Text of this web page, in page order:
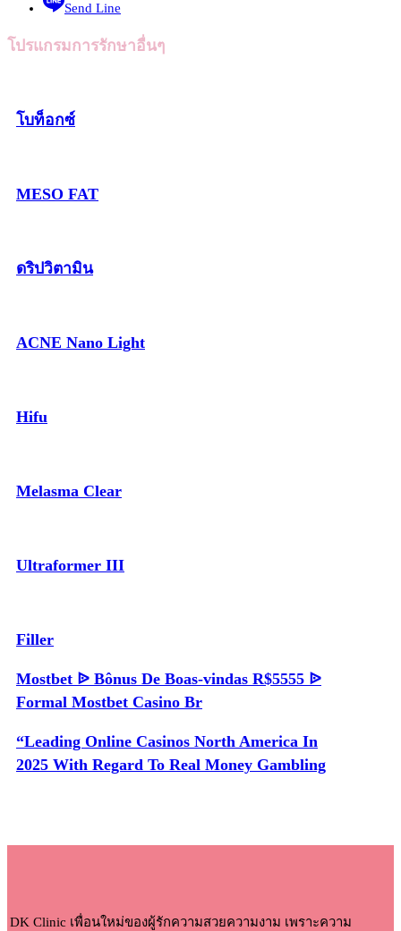
Send Line
โปรแกรมการรักษาอื่นๆ
โบท็อกซ์
MESO FAT
ดริปวิตามิน
ACNE Nano Light
Hifu
Melasma Clear
Ultraformer III
Filler
Mostbet ᐉ Bônus De Boas-vindas R$5555 ᐉ
Formal Mostbet Casino Br
“Leading Online Casinos North America In
2025 With Regard To Real Money Gambling
DK Clinic เพื่อนใหม่ของผู้รักความสวยความงาม เพราะความ